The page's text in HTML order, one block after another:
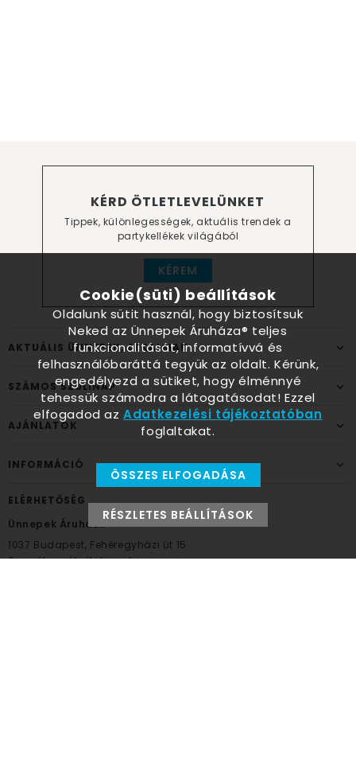
KÉRD ÖTLETLEVELÜNKET
Tippek, különlegességek, aktuális trendek a
partykellékek világából
KÉREM
AKTUÁLIS ÜNNEPEK, ALKALMAK
SZÁMOS SZÜLINAP
AJÁNLATOK
INFORMÁCIÓ
ELÉRHETŐSÉG
Ünnepek Áruháza
1037 Budapest, Fehéregyházi út 15.
Személyes átvételi pont
Cookie(süti) beállítások
Oldalunk sütit használ, hogy biztosítsuk
Neked az Ünnepek Áruháza® teljes
funkcionalitását, informatívvá és
felhasználóbaráttá tegyük az oldalt. Kérünk,
engedélyezd a sütiket, hogy élménnyé
tehessük számodra a látogatásodat! Ezzel
elfogadod azAdatkezelési tájékoztatóban
foglaltakat.
ÖSSZES ELFOGADÁSA
RÉSZLETES BEÁLLÍTÁSOK